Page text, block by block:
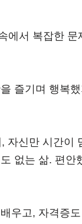
에서 복잡한
즐기며 행복
자신만 시간이
없는 삶. 편안
우고, 자격증